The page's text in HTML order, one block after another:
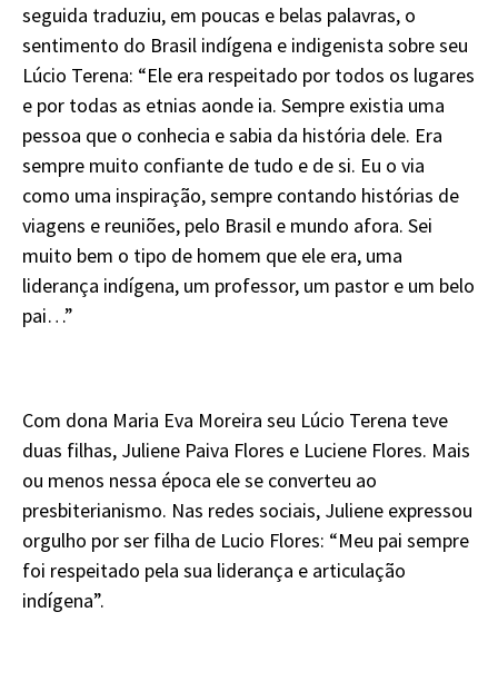
seguida traduziu, em poucas e belas palavras, o
sentimento do Brasil indígena e indigenista sobre seu
Lúcio Terena: “Ele era respeitado por todos os lugares
e por todas as etnias aonde ia. Sempre existia uma
pessoa que o conhecia e sabia da história dele. Era
sempre muito confiante de tudo e de si. Eu o via
como uma inspiração, sempre contando histórias de
viagens e reuniões, pelo Brasil e mundo afora. Sei
muito bem o tipo de homem que ele era, uma
liderança indígena, um professor, um pastor e um belo
pai…”
Com dona Maria Eva Moreira seu Lúcio Terena teve
duas filhas, Juliene Paiva Flores e Luciene Flores. Mais
ou menos nessa época ele se converteu ao
presbiterianismo. Nas redes sociais, Juliene expressou
orgulho por ser filha de Lucio Flores: “Meu pai sempre
foi respeitado pela sua liderança e articulação
indígena”.